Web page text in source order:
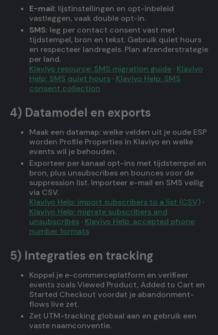
E-mail: lijstinstellingen en opt-inbeleid
vastleggen, vaak double opt-in.
SMS: leg per contact consent vast met
tijdstempel, bron en tekst. Gebruik quiet hours
en respecteer landregels. Plan afzenderstrategie
per land.
Klaviyo resource: SMS migration guide · Klaviyo
Help: SMS quiet hours · Klaviyo Help: SMS
consent collection
4) Datamodel en exports
Maak een datamap: welke velden uit je oude ESP
worden Profile Properties in Klaviyo en welke
events wil je behouden.
Exporteer per kanaal opt-ins met tijdstempel en
bron, plus unsubscribes en bounces voor de
suppression list. Importeer e-mail en SMS veilig
via CSV.
Klaviyo Help: import subscribers to a list (CSV) ·
Klaviyo Help: migrate subscribers and
unsubscribes · Klaviyo Help: accepted phone
number formats
5) Integraties en tracking
Koppel je e-commerceplatform en verifieer
events zoals Viewed Product, Added to Cart en
Started Checkout voordat je abandonment-
flows live zet.
Zet UTM-tracking globaal aan en gebruik een
vaste naamconventie.